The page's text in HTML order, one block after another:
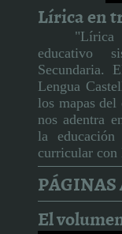
Lírica en
"Lírica
educativo
Secundaria.
Lengua
los mapas
nos adentra
la
curricular con
PÁGINAS
El